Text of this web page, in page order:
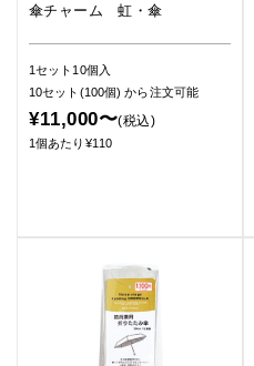
傘チャーム 虹・傘
1セット10個入
10セット(100個)から注文可能
¥11,000〜(税込)
1個あたり¥110